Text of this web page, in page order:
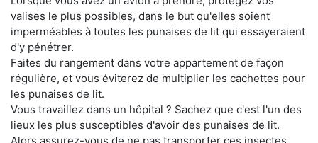
valises le plus possibles, dans le but qu'elles soient
imperméables à toutes les punaises de lit qui essayeraient
d'y pénétrer.
Faites du rangement dans votre appartement de façon
régulière, et vous éviterez de multiplier les cachettes pour
les punaises de lit.
Vous travaillez dans un hôpital ? Sachez que c'est l'un des
lieux les plus susceptibles d'avoir des punaises de lit.